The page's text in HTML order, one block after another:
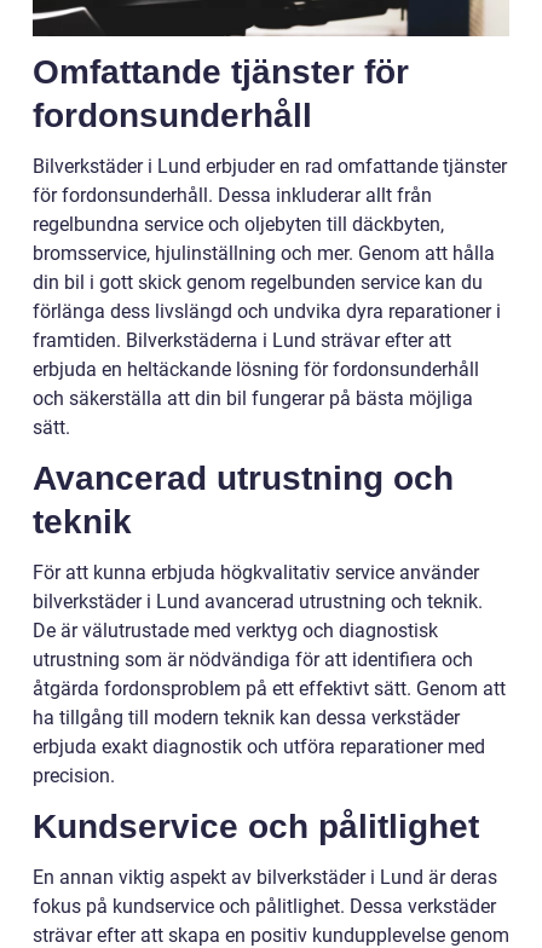
Omfattande tjänster för
fordonsunderhåll
Bilverkstäder i Lund erbjuder en rad omfattande tjänster
för fordonsunderhåll. Dessa inkluderar allt från
regelbundna service och oljebyten till däckbyten,
bromsservice, hjulinställning och mer. Genom att hålla
din bil i gott skick genom regelbunden service kan du
förlänga dess livslängd och undvika dyra reparationer i
framtiden. Bilverkstäderna i Lund strävar efter att
erbjuda en heltäckande lösning för fordonsunderhåll
och säkerställa att din bil fungerar på bästa möjliga
sätt.
Avancerad utrustning och
teknik
För att kunna erbjuda högkvalitativ service använder
bilverkstäder i Lund avancerad utrustning och teknik.
De är välutrustade med verktyg och diagnostisk
utrustning som är nödvändiga för att identifiera och
åtgärda fordonsproblem på ett effektivt sätt. Genom att
ha tillgång till modern teknik kan dessa verkstäder
erbjuda exakt diagnostik och utföra reparationer med
precision.
Kundservice och pålitlighet
En annan viktig aspekt av bilverkstäder i Lund är deras
fokus på kundservice och pålitlighet. Dessa verkstäder
strävar efter att skapa en positiv kundupplevelse genom